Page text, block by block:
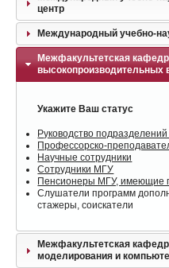
центр
Международный учебно-
Межфакультетская
высокопроизводительных
Укажите Ваш статус
Руководство
Профессорско-
Научные сотрудники
Сотрудники МГУ
Пенсионеры МГУ, имеющие
Слушатели программ
стажеры, соискатели
Межфакультетская
моделирования и